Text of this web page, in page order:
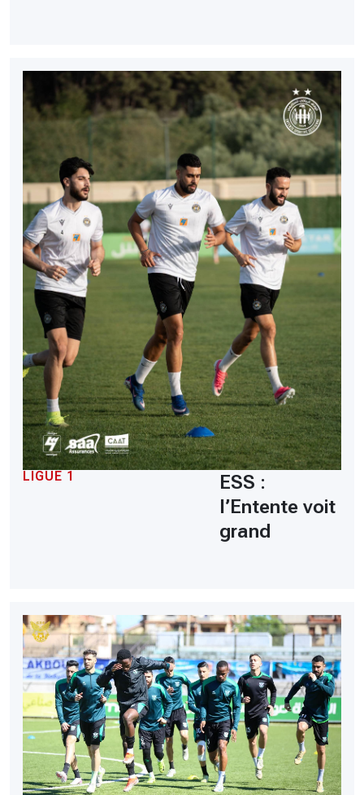
LIGUE 1
ESS :
l’Entente voit
grand